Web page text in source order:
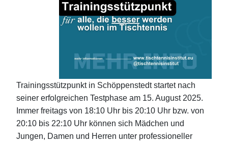
Trainingsstützpunkt in Schöppenstedt startet nach
seiner erfolgreichen Testphase am 15. August 2025.
Immer freitags von 18:10 Uhr bis 20:10 Uhr bzw. von
20:10 bis 22:10 Uhr können sich Mädchen und
Jungen, Damen und Herren unter professioneller